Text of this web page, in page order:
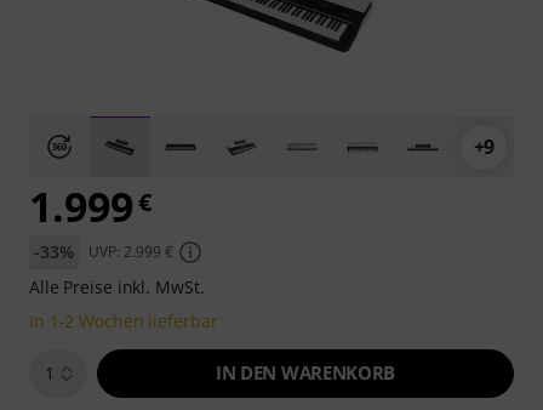
+9
1.999€
-33% UVP: 2.999 €
Alle Preise inkl. MwSt.
In 1-2 Wochen lieferbar
1 IN DEN WARENKORB